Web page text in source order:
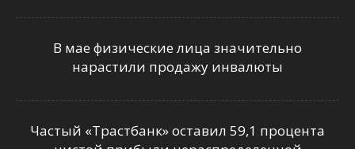
В мае физические лица значительно
нарастили продажу инвалюты
Частый «Трастбанк» оставил 59,1 процента